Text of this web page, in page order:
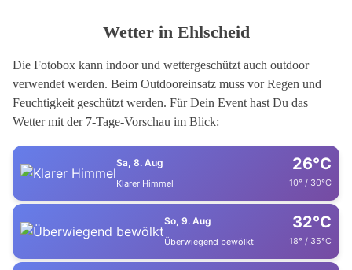
Wetter in Ehlscheid
Die Fotobox kann indoor und wettergeschützt auch outdoor
verwendet werden. Beim Outdooreinsatz muss vor Regen und
Feuchtigkeit geschützt werden. Für Dein Event hast Du das
Wetter mit der 7-Tage-Vorschau im Blick:
Sa, 8. Aug
Klarer Himmel
26°C
10° / 30°C
So, 9. Aug
Überwiegend bewölkt
32°C
18° / 35°C